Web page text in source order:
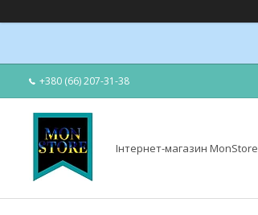
+380 (66) 207-31-38
Інтернет-магазин MonStore